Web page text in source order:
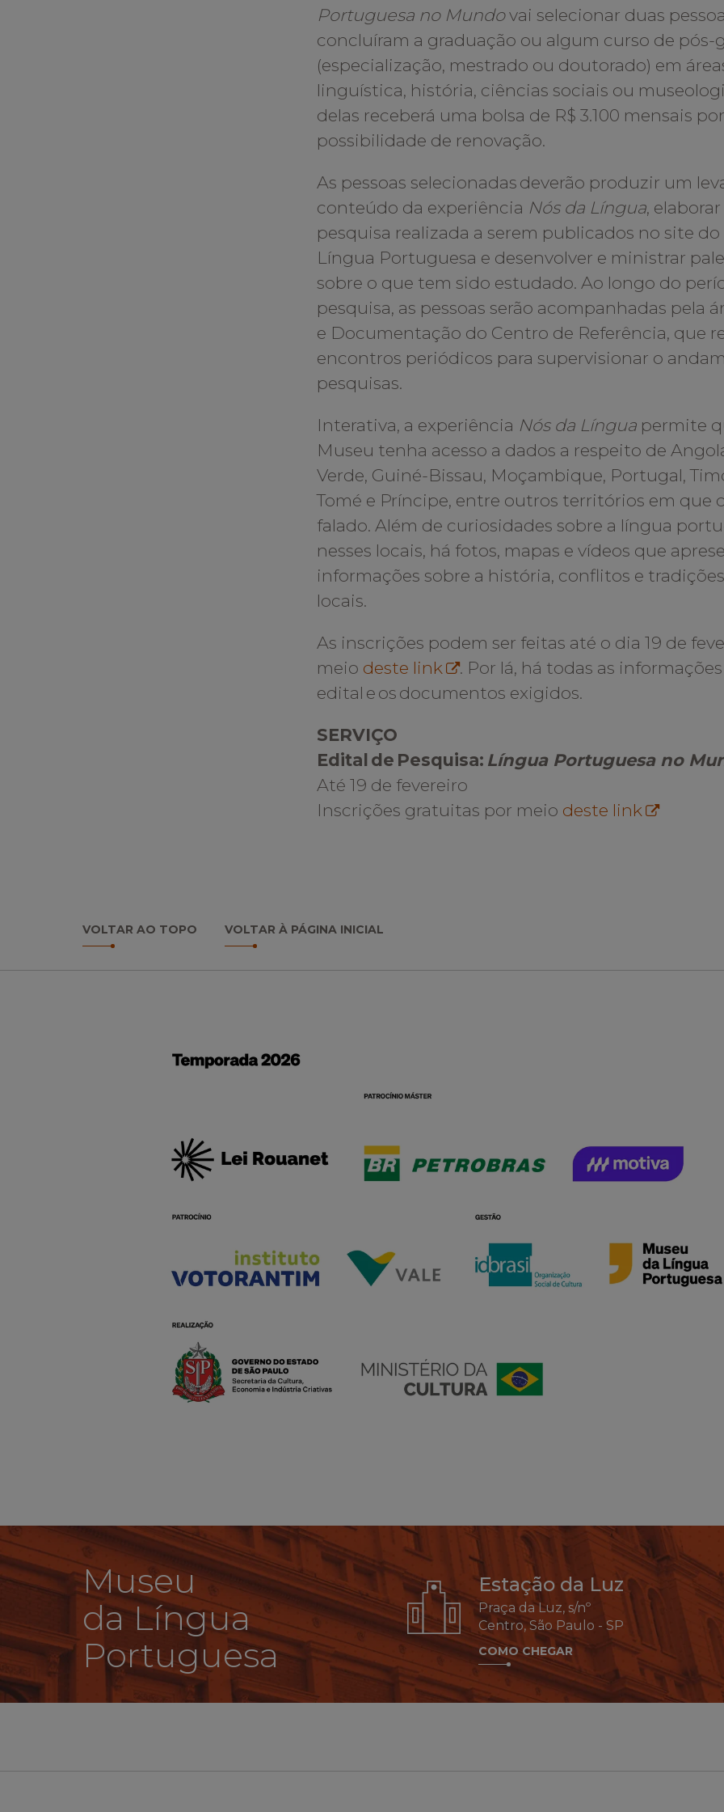
Portuguesa no Mundovai selecionar duas
concluíram a graduação ou algum curso de pós-
(especialização, mestrado ou doutorado) em
linguística, história, ciências sociais ou
delas receberá uma bolsa de R$ 3.100 mensais
possibilidade de renovação.
As pessoas selecionadas deverão produzir um
conteúdo da experiência Nós da Língua,
pesquisa realizada a serem publicados no site
Língua Portuguesa e desenvolver e ministrar
sobre o que tem sido estudado. Ao longo do
pesquisa, as pessoas serão acompanhadas pela
e Documentação do Centro de Referência, que
encontros periódicos para supervisionar o
pesquisas.
Interativa, a experiência Nós da Língua permite
Museu tenha acesso a dados a respeito de
Verde, Guiné-Bissau, Moçambique, Portugal,
Tomé e Príncipe, entre outros territórios em que
falado. Além de curiosidades sobre a língua
nesses locais, há fotos, mapas e vídeos que
informações sobre a história, conflitos e
locais.
As inscrições podem ser feitas até o dia 19 de
meio deste link
. Por lá, há todas as
edital e os documentos exigidos.
SERVIÇO
Edital de Pesquisa: Língua Portuguesa no
Até 19 de fevereiro
Inscrições gratuitas por meio deste link
VOLTAR AO TOPO VOLTAR À PÁGINA INICIAL
Museu
da Língua
Portuguesa
Estação da Luz
Praça da Luz, s/nº
Centro, São Paulo - SP
COMO CHEGAR